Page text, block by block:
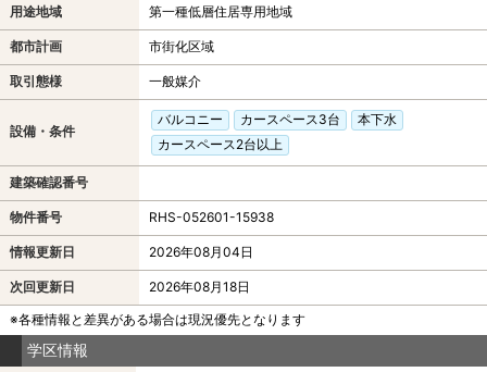
用途地域 第一種低層住居専用地域
都市計画 市街化区域
取引態様 一般媒介
設備・条件
バルコニー カースペース3台
本下水
カースペース2台以上
建築確認番号
物件番号 RHS-052601-15938
情報更新日 2026年08月04日
次回更新日
2026年08月18日
※各種情報と差異がある場合は現況優先となります
学区情報